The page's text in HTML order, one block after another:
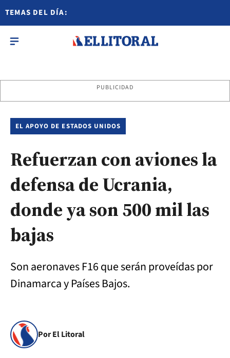
TEMAS DEL DÍA:
PUBLICIDAD
EL APOYO DE ESTADOS UNIDOS
Refuerzan con aviones la
defensa de Ucrania,
donde ya son 500 mil las
bajas
Son aeronaves F16 que serán proveídas por
Dinamarca y Países Bajos.
Por El Litoral